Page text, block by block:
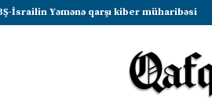
Rusiya–Ərəb sammitində iştirak